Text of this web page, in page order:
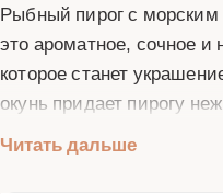
Рыбный пирог с
это ароматное, сочное и
которое станет
окунь придает пирогу
сладковатые нотки и
Читать дальше